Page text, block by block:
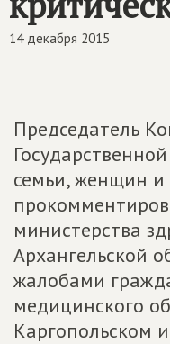
14 декабря 2015
Председатель
семьи, женщин и
министерства
Архангельской
жалобами
медицинского
Каргопольском